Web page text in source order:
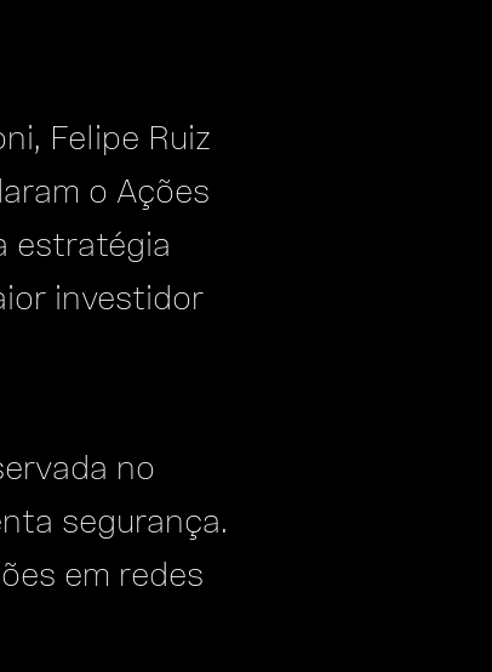
Felipe Ruiz
o Ações
estratégia
investidor
no
segurança.
em redes